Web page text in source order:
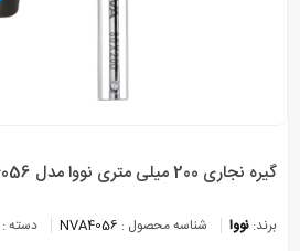
گیره نجاری 200 میلی متری نووا مدل 4056 با فک 80 میلی متری
برند: نووا شناسه محصول : NVA4056 دسته :